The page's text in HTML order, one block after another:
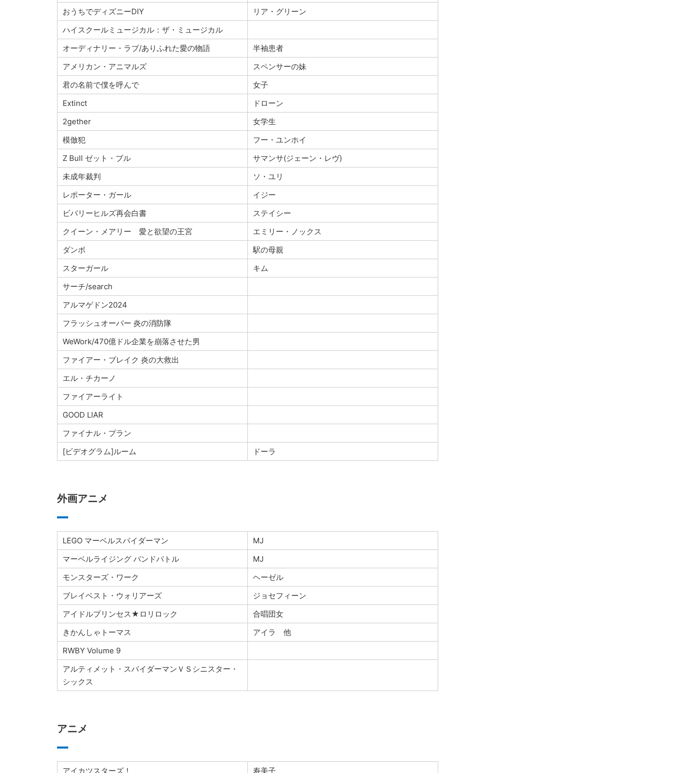
おうちでディズニーDIY
リア・グリーン
ハイスクールミュージカル：ザ・ミュージカル
オーディナリー・ラブ/ありふれた愛の物語
半袖患者
アメリカン・アニマルズ
スペンサーの妹
君の名前で僕を呼んで
女子
Extinct
ドローン
2gether
女学生
模倣犯
フー・ユンホイ
Z Bull ゼット・ブル
サマンサ(ジェーン・レヴ)
未成年裁判
ソ・ユリ
レポーター・ガール
イジー
ビバリーヒルズ再会白書
ステイシー
クイーン・メアリー 愛と欲望の王宮
エミリー・ノックス
ダンボ
駅の母親
スターガール
キム
サーチ/search
アルマゲドン2024
フラッシュオーバー 炎の消防隊
WeWork/470億ドル企業を崩落させた男
ファイアー・ブレイク 炎の大救出
エル・チカーノ
ファイアーライト
GOOD LIAR
ファイナル・プラン
[ビデオグラム]ルーム
ドーラ
外画アニメ
LEGO マーベルスパイダーマン
MJ
マーベルライジング バンドバトル
MJ
モンスターズ・ワーク
ヘーゼル
ブレイベスト・ウォリアーズ
ジョセフィーン
アイドルプリンセス★ロリロック
合唱団女
きかんしゃトーマス
アイラ 他
RWBY Volume 9
アルティメット・スパイダーマンＶＳシニスター・
シックス
アニメ
アイカツスターズ！ 寿美子